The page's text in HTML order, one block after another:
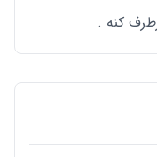
کنه .